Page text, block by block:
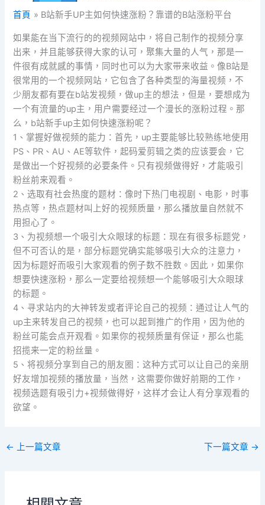
首頁 B站新手UP主如何快速涨粉？靠谱的B站涨粉平台
如果能在当下流行的的视频网站中，将自己制作的视频分享
出来，并且能够获得大家的认可，聚集大量的人气，那是一
件很有成就感的事情，同时也可以为大家带来收益。像B站是
很常用的一个视频网站，它包含了各种类型的海量视频，不
少朋友都有要在b站发视频，做up主的想法，但是，要想成为
一个有流量的up主，用户需要经过一个漫长的涨粉过程。那
么，b站新手up主如何快速涨粉呢？
1、掌握好做视频的能力：首先，up主要能够比较熟练地使用
PS、PR、AU、AE等软件，起码爱剪辑之类的应该要会，它
是做出一个好视频的必要条件。只有视频做得好，才能吸引
粉丝前来观看。
2、选取有社会热度的题材：像时下热门电视剧、电影，时事
热点等，热点题材叫上好的视频质量，那么播放量自然就不
用担心了。
3、为视频想一个吸引大众眼球的标题：现在有很多标题党，
但不可否认的是，部分标题党确实能够吸引大众的注意力，
因为标题好而吸引大家观看的例子数不胜数。因此，如果你
想要快速涨粉，那么一定要给视频想一个能够吸引大众眼球
的标题。
4、寻求站内的大神转发或者评论自己的视频：通过让人气的
up主来转发自己的视频，也可以起到推广的作用，因为他的
粉丝可能会点开观看。如果你的视频质量有保证，那么也能
招揽来一定的粉丝量。
5、将视频分享到自己的朋友圈：这种方式可以让自己的亲朋
好友增加视频的播放量，当然，这需要你做好前期的工作，
视频选题有吸引力+视频做得好，这样才会让人有分享观看的
欲望。
← 上一篇文章 下一篇文章 →